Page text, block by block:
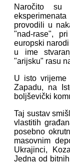
Naročito
provodili u
"nad-rase",
europski
u ime
"arijsku" rasu
U isto
Zapadu, na
boljševički
Taj sustav
vlastitih
posebno
masovnim
Ukrajinci,
Jedna od